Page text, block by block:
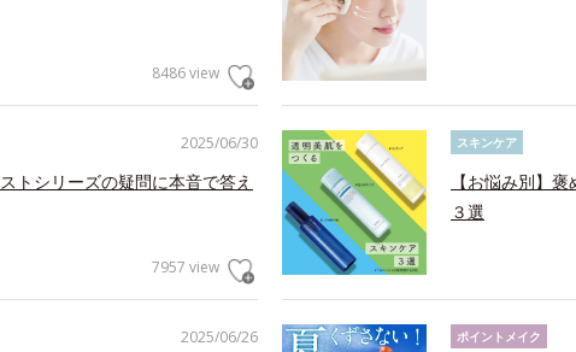
8486 view
2025/06/30
トシリーズの疑問に本音で答え
7957 view
スキンケア
【お悩み別】
３選
2025/06/26 ポイントメイク